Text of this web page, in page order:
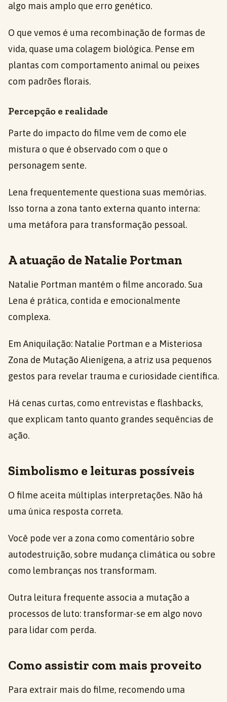
algo mais amplo que erro genético.
O que vemos é uma recombinação de formas de
vida, quase uma colagem biológica. Pense em
plantas com comportamento animal ou peixes
com padrões florais.
Percepção e realidade
Parte do impacto do filme vem de como ele
mistura o que é observado com o que o
personagem sente.
Lena frequentemente questiona suas memórias.
Isso torna a zona tanto externa quanto interna:
uma metáfora para transformação pessoal.
A atuação de Natalie Portman
Natalie Portman mantém o filme ancorado. Sua
Lena é prática, contida e emocionalmente
complexa.
Em Aniquilação: Natalie Portman e a Misteriosa
Zona de Mutação Alienígena, a atriz usa pequenos
gestos para revelar trauma e curiosidade científica.
Há cenas curtas, como entrevistas e flashbacks,
que explicam tanto quanto grandes sequências de
ação.
Simbolismo e leituras possíveis
O filme aceita múltiplas interpretações. Não há
uma única resposta correta.
Você pode ver a zona como comentário sobre
autodestruição, sobre mudança climática ou sobre
como lembranças nos transformam.
Outra leitura frequente associa a mutação a
processos de luto: transformar-se em algo novo
para lidar com perda.
Como assistir com mais proveito
Para extrair mais do filme, recomendo uma